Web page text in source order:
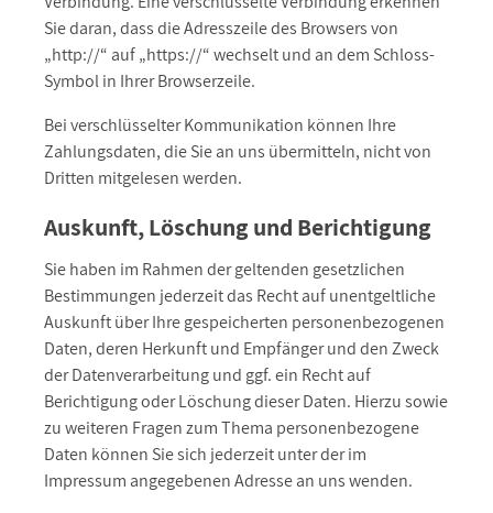
Sie daran, dass die Adresszeile des Browsers von
„http://“ auf „https://“ wechselt und an dem Schloss-
Symbol in Ihrer Browserzeile.
Bei verschlüsselter Kommunikation können Ihre
Zahlungsdaten, die Sie an uns übermitteln, nicht von
Dritten mitgelesen werden.
Auskunft, Löschung und Berichtigung
Sie haben im Rahmen der geltenden gesetzlichen
Bestimmungen jederzeit das Recht auf unentgeltliche
Auskunft über Ihre gespeicherten personenbezogenen
Daten, deren Herkunft und Empfänger und den Zweck
der Datenverarbeitung und ggf. ein Recht auf
Berichtigung oder Löschung dieser Daten. Hierzu sowie
zu weiteren Fragen zum Thema personenbezogene
Daten können Sie sich jederzeit unter der im
Impressum angegebenen Adresse an uns wenden.